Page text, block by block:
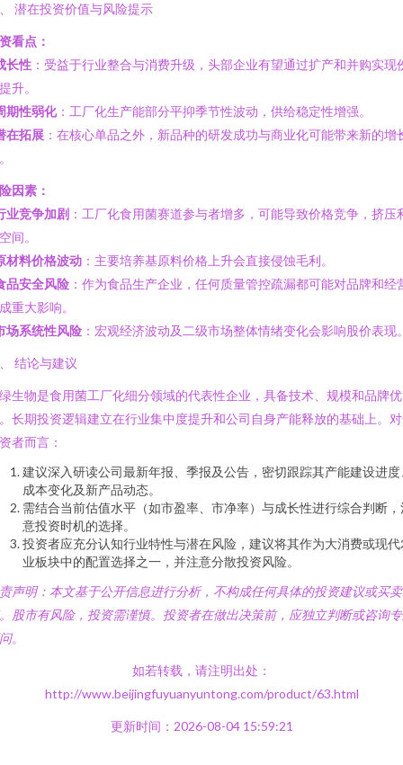
潜在投资价值与风险提示
看点：
长性 ：受益于行业整合与消费升级，头部企业有望通过扩产和并购实现
升。
期性弱化：工厂化生产能部分平抑季节性波动，供给稳定性增强。
在拓展 ：在核心单品之外，新品种的研发成功与商业化可能带来新的增
因素：
业竞争加剧 ：工厂化食用菌赛道参与者增多，可能导致价格竞争，挤压
间。
材料价格波动 ：主要培养基原料价格上升会直接侵蚀毛利。
品安全风险 ：作为食品生产企业，任何质量管控疏漏都可能对品牌和经
重大影响。
场系统性风险 ：宏观经济波动及二级市场整体情绪变化会影响股价表现
结论与建议
生物是食用菌工厂化细分领域的代表性企业，具备技术、规模和品牌优
长期投资逻辑建立在行业集中度提升和公司自身产能释放的基础上。
者而言：
建议深入研读公司最新年报、季报及公告，密切跟踪其产能建设进度
成本变化及新产品动态。
需结合当前估值水平（如市盈率、市净率）与成长性进行综合判断，
意投资时机的选择。
投资者应充分认知行业特性与潜在风险，建议将其作为大消费或现代
业板块中的配置选择之一，并注意分散投资风险。
声明：本文基于公开信息进行分析，不构成任何具体的投资建议或买
股市有风险，投资需谨慎。投资者在做出决策前，应独立判断或咨询
。
如若转载，请注明出处：
http://www.beijingfuyuanyuntong.com/product/63.html
更新时间：2026-08-04 15:59:21